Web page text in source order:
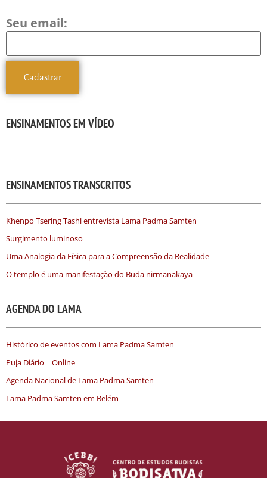
Seu email:
ENSINAMENTOS EM VÍDEO
ENSINAMENTOS TRANSCRITOS
Khenpo Tsering Tashi entrevista Lama Padma Samten
Surgimento luminoso
Uma Analogia da Física para a Compreensão da Realidade
O templo é uma manifestação do Buda nirmanakaya
AGENDA DO LAMA
Histórico de eventos com Lama Padma Samten
Puja Diário | Online
Agenda Nacional de Lama Padma Samten
Lama Padma Samten em Belém